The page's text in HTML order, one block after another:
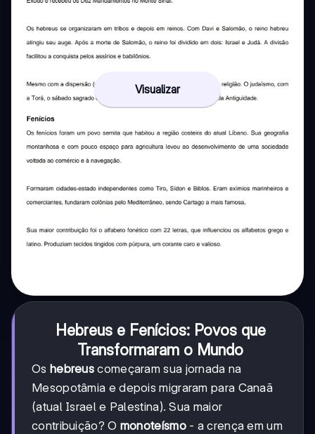
Visualizar
Hebreus e Fenícios: Povos que
Transformaram o Mundo
Os hebreus começaram sua jornada na
Mesopotâmia e depois migraram para Canaã
(atual Israel e Palestina). Sua maior
contribuição? O monoteísmo- a crença em um